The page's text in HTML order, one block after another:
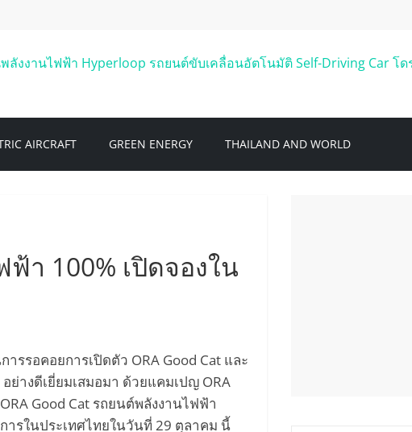
AIRCRAFT GREEN ENERGY THAILAND AND WORLD
า 100% เปิดจองใน
รรอคอยการเปิดตัว ORA Good Cat และ
างดีเยี่ยมเสมอมา ด้วยแคมเปญ ORA
Good Cat รถยนต์พลังงานไฟฟ้า
ารในประเทศไทยในวันที่ 29 ตุลาคม นี้